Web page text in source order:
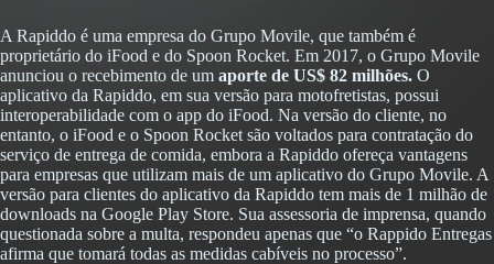
A Rapiddo é uma empresa do Grupo Movile, que também é
proprietário do iFood e do Spoon Rocket. Em 2017, o Grupo Movile
anunciou o recebimento de um aporte de US$ 82 milhões. O
aplicativo da Rapiddo, em sua versão para motofretistas, possui
interoperabilidade com o app do iFood. Na versão do cliente, no
entanto, o iFood e o Spoon Rocket são voltados para contratação do
serviço de entrega de comida, embora a Rapiddo ofereça vantagens
para empresas que utilizam mais de um aplicativo do Grupo Movile. A
versão para clientes do aplicativo da Rapiddo tem mais de 1 milhão de
downloads na Google Play Store. Sua assessoria de imprensa, quando
questionada sobre a multa, respondeu apenas que “o Rappido Entregas
afirma que tomará todas as medidas cabíveis no processo”.